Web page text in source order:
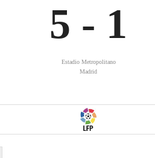
5 - 1
Estadio Metropolitano
Madrid